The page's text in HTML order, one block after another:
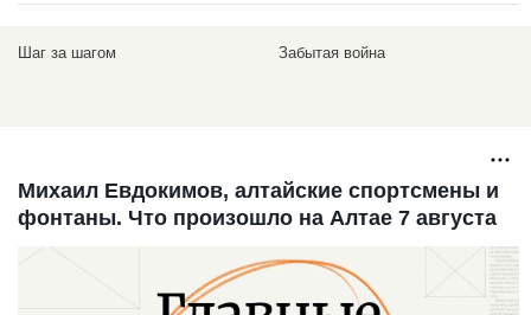
Шаг за шагом Забытая война
Михаил Евдокимов, алтайские спортсмены и
фонтаны. Что произошло на Алтае 7 августа